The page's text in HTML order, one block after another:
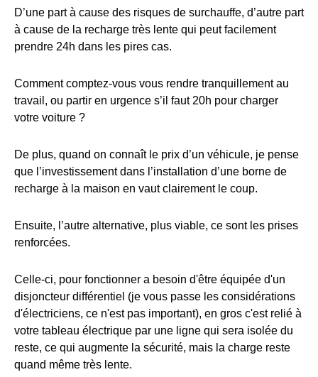
D’une part à cause des risques de surchauffe, d’autre part
à cause de la recharge très lente qui peut facilement
prendre 24h dans les pires cas.
Comment comptez-vous vous rendre tranquillement au
travail, ou partir en urgence s’il faut 20h pour charger
votre voiture ?
De plus, quand on connaît le prix d’un véhicule, je pense
que l’investissement dans l’installation d’une borne de
recharge à la maison en vaut clairement le coup.
Ensuite, l’autre alternative, plus viable, ce sont les prises
renforcées.
Celle-ci, pour fonctionner a besoin d'être équipée d'un
disjoncteur différentiel (je vous passe les considérations
d'électriciens, ce n'est pas important), en gros c'est relié à
votre tableau électrique par une ligne qui sera isolée du
reste, ce qui augmente la sécurité, mais la charge reste
quand même très lente.